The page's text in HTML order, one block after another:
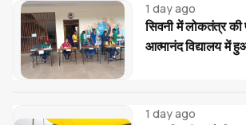
1 day ago
सिवनी में लोकतंत्र की
आत्मानंद विद्यालय में
1 day ago